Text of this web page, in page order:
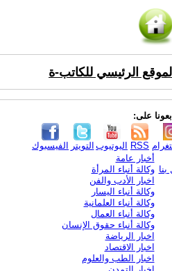
الموقع الرئيسي للكاتب-ة
على:
الفيسبوك التويتر اليوتيوب RSS
أخبار عامة
وكالة أنباء المرأة
اخبار الأدب والفن
وكالة أنباء اليسار
وكالة أنباء العلمانية
وكالة أنباء العمال
وكالة أنباء حقوق الإنسان
اخبار الرياضة
اخبار الاقتصاد
اخبار الطب والعلوم